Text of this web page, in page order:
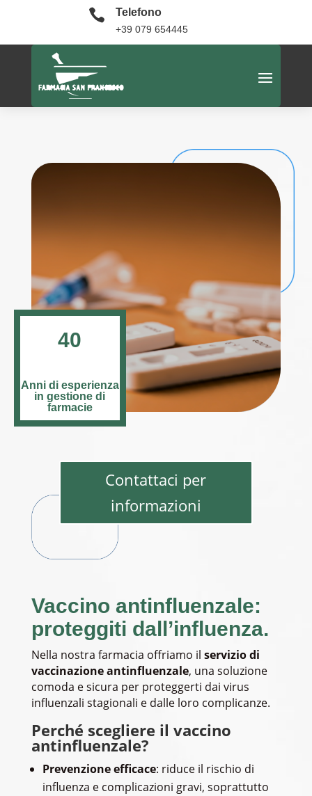
 Telefono
+39 079 654445
Contattaci per
informazioni
40
Anni di esperienza
in gestione di
farmacie
Vaccino antinfluenzale:
proteggiti dall’influenza.
Nella nostra farmacia offriamo il servizio di
vaccinazione antinfluenzale, una soluzione
comoda e sicura per proteggerti dai virus
influenzali stagionali e dalle loro complicanze.
Perché scegliere il vaccino
antinfluenzale?
Prevenzione efficace: riduce il rischio di
influenza e complicazioni gravi, soprattutto